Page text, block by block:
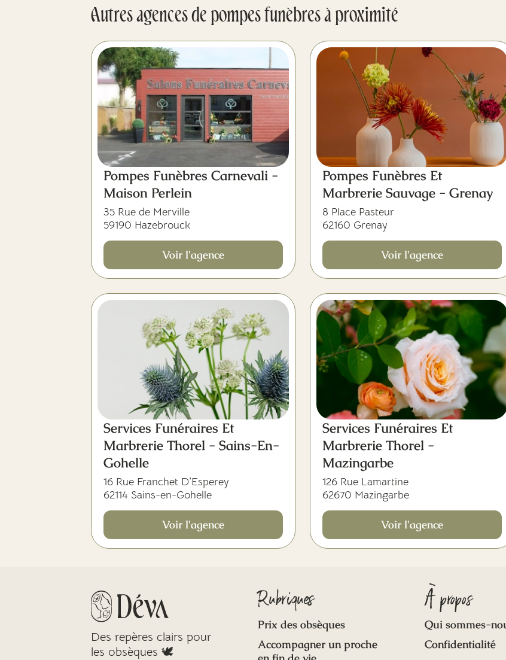
Autres agences de pompes funèbres à proximité
Pompes Funèbres Carnevali -
Maison Perlein
35 Rue de Merville
59190 Hazebrouck
Voir l'agence
Pompes Funèbres Et
Marbrerie Sauvage - Grenay
8 Place Pasteur
62160 Grenay
Voir l'agence
Services Funéraires Et
Marbrerie Thorel - Sains-En-
Gohelle
16 Rue Franchet D’Esperey
62114 Sains-en-Gohelle
Voir l'agence
Services Funéraires Et
Marbrerie Thorel -
Mazingarbe
126 Rue Lamartine
62670 Mazingarbe
Voir l'agence
Des repères clairs pour
les obsèques 🕊️
Rubriques
Prix des obsèques
Accompagner un proche
À propos
Qui sommes-
Confidentialité